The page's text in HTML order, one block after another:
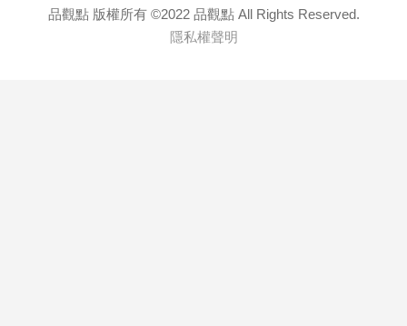
品觀點 版權所有 ©2022 品觀點 All Rights Reserved.
隱私權聲明